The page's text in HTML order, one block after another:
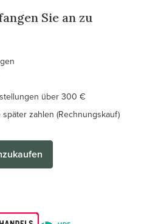
Sie an zu
über 300 €
zahlen (Rechnungskauf)